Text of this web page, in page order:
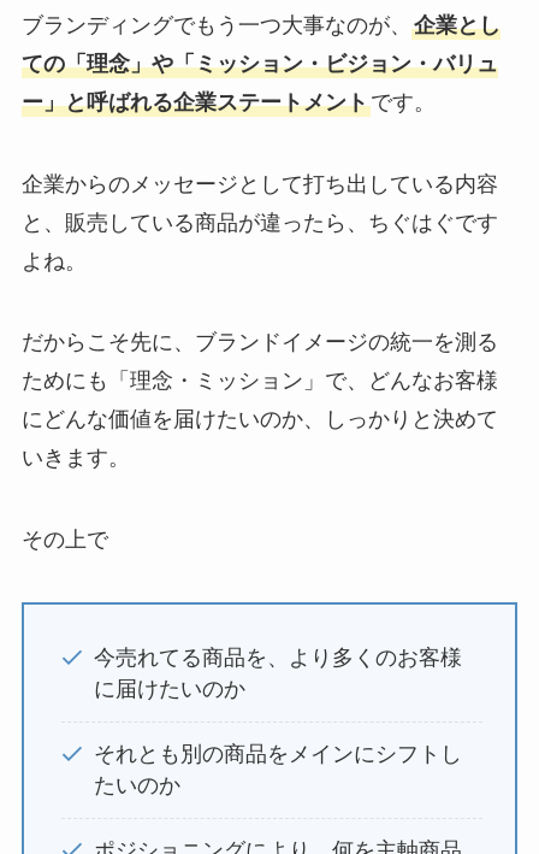
ブランディングでもう一つ大事なのが、 企業とし
ての「理念」や「ミッション・ビジョン・バリュ
ー」と呼ばれる企業ステートメントです。
企業からのメッセージとして打ち出している内容
と、販売している商品が違ったら、ちぐはぐです
よね。
だからこそ先に、ブランドイメージの統一を測る
ためにも「理念・ミッション」で、どんなお客様
にどんな価値を届けたいのか、しっかりと決めて
いきます。
その上で
今売れてる商品を、より多くのお客様
に届けたいのか
それとも別の商品をメインにシフトし
たいのか